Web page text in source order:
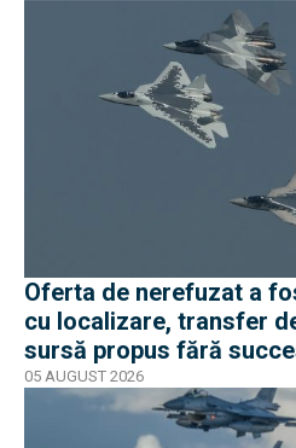
Oferta de nerefuzat a
cu localizare, transfer
sursă propus fără
05 AUGUST 2026